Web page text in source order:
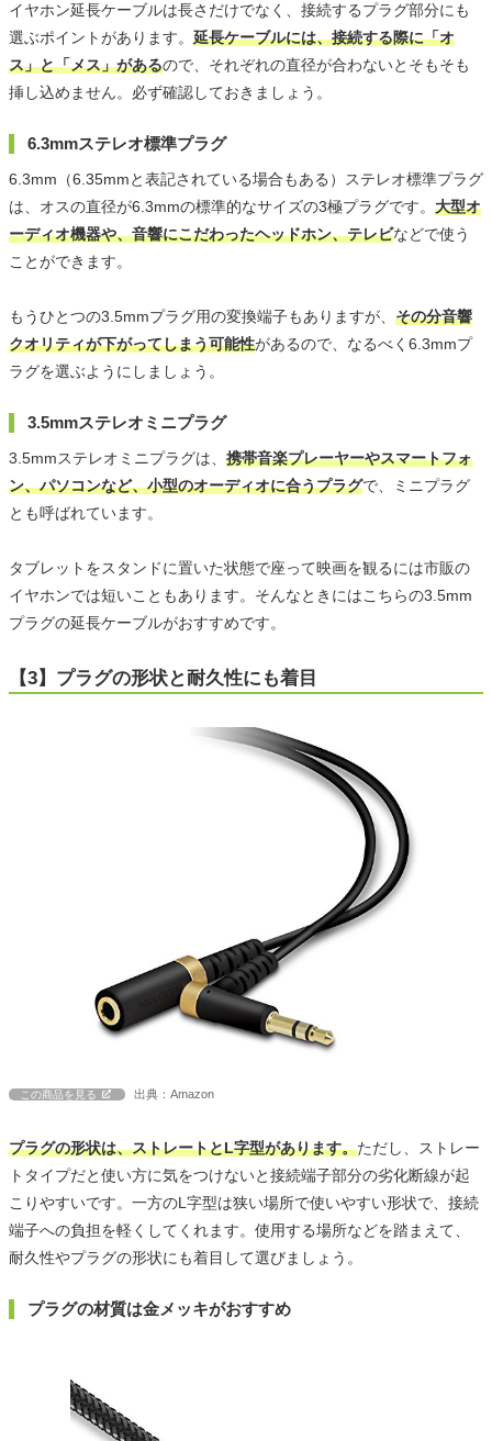
イヤホン延長ケーブルは長さだけでなく、接続するプラグ部分にも
選ぶポイントがあります。 延長ケーブルには、接続する際に「オ
ス」と「メス」があるので、それぞれの直径が合わないとそもそも
挿し込めません。必ず確認しておきましょう。
6.3mmステレオ標準プラグ
6.3mm（6.35mmと表記されている場合もある）ステレオ標準プラグ
は、オスの直径が6.3mmの標準的なサイズの3極プラグです。 大型オ
ーディオ機器や、音響にこだわったヘッドホン、テレビなどで使う
ことができます。
もうひとつの3.5mmプラグ用の変換端子もありますが、 その分音響
クオリティが下がってしまう可能性があるので、なるべく6.3mmプ
ラグを選ぶようにしましょう。
3.5mmステレオミニプラグ
3.5mmステレオミニプラグは、 携帯音楽プレーヤーやスマートフォ
ン、パソコンなど、小型のオーディオに合うプラグで、ミニプラグ
とも呼ばれています。
タブレットをスタンドに置いた状態で座って映画を観るには市販の
イヤホンでは短いこともあります。そんなときにはこちらの3.5mm
プラグの延長ケーブルがおすすめです。
【3】プラグの形状と耐久性にも着目
この商品を見る 出典：Amazon
プラグの形状は、ストレートとL字型があります。ただし、ストレー
トタイプだと使い方に気をつけないと接続端子部分の劣化断線が起
こりやすいです。一方のL字型は狭い場所で使いやすい形状で、接続
端子への負担を軽くしてくれます。使用する場所などを踏まえて、
耐久性やプラグの形状にも着目して選びましょう。
プラグの材質は金メッキがおすすめ